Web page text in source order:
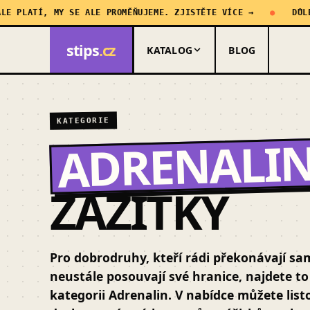
MY SE ALE PROMĚŇUJEME. ZJISTĚTE VÍCE →
stips.cz KATALOG BLOG
KATEGORIE
ZÁŽITKY
Pro dobrodruhy, kteří rádi překonávají
neustále posouvají své hranice, najdete
kategorii Adrenalin. V nabídce můžete